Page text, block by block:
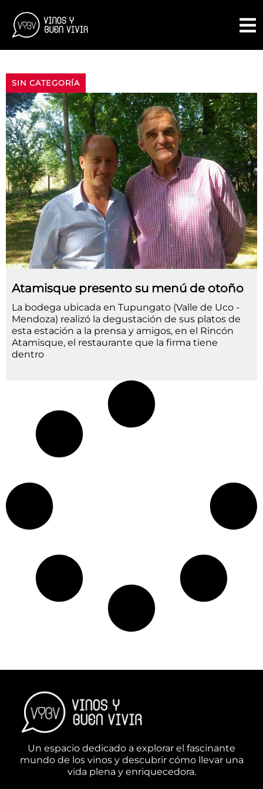
SIN CATEGORÍA
Atamisque presento su menú de otoño
La bodega ubicada en Tupungato (Valle de Uco -
Mendoza) realizó la degustación de sus platos de
esta estación a la prensa y amigos, en el Rincón
Atamisque, el restaurante que la firma tiene
dentro
Un espacio dedicado a explorar el fascinante
mundo de los vinos y descubrir cómo llevar una
vida plena y enriquecedora.